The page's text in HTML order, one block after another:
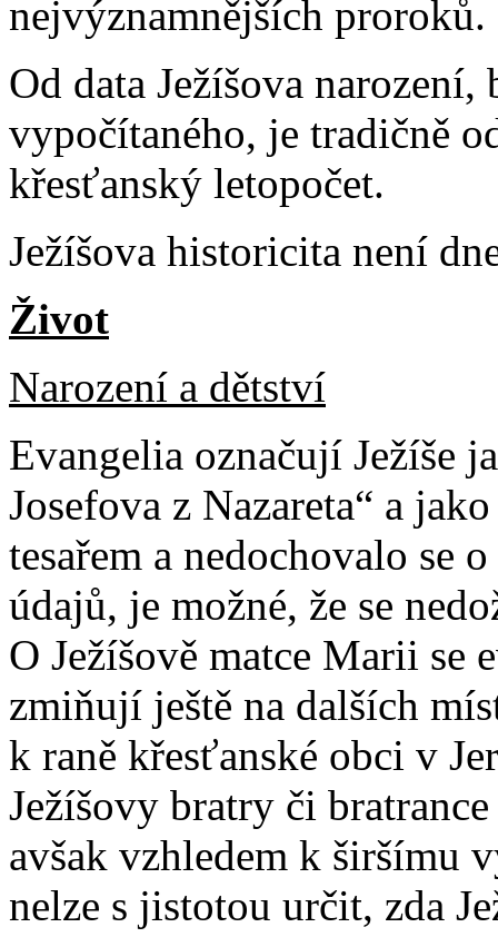
nejvýznamnějších proroků.
Od data Ježíšova
vypočítaného, je tradičně
křesťanský letopočet.
Ježíšova historicita není
Život
Narození a dětství
Evangelia označují Ježíše
Josefova z Nazareta“ a
tesařem a nedochovalo se
údajů, je možné, že se
O Ježíšově matce Marii se
zmiňují ještě na dalších
k raně křesťanské obci v
Ježíšovy bratry či
avšak vzhledem k širšímu
nelze s jistotou určit, zda